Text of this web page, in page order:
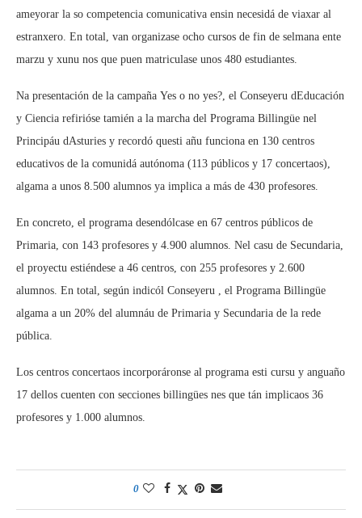
ameyorar la so competencia comunicativa ensin necesidá de viaxar al
estranxero. En total, van organizase ocho cursos de fin de selmana ente
marzu y xunu nos que puen matriculase unos 480 estudiantes.
Na presentación de la campaña Yes o no yes?, el Conseyeru dEducación
y Ciencia refirióse tamién a la marcha del Programa Billingüe nel
Principáu dAsturies y recordó questi añu funciona en 130 centros
educativos de la comunidá autónoma (113 públicos y 17 concertaos),
algama a unos 8.500 alumnos ya implica a más de 430 profesores.
En concreto, el programa desendólcase en 67 centros públicos de
Primaria, con 143 profesores y 4.900 alumnos. Nel casu de Secundaria,
el proyectu estiéndese a 46 centros, con 255 profesores y 2.600
alumnos. En total, según indicól Conseyeru , el Programa Billingüe
algama a un 20% del alumnáu de Primaria y Secundaria de la rede
pública.
Los centros concertaos incorporáronse al programa esti cursu y anguaño
17 dellos cuenten con secciones billingües nes que tán implicaos 36
profesores y 1.000 alumnos.
0